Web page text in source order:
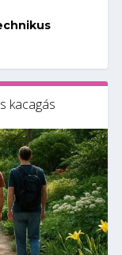
kacagás